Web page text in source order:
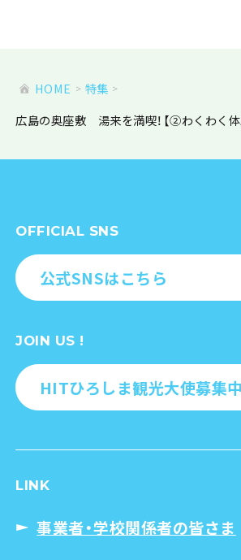
HOME
特集
広島の奥座敷 湯来を満喫！【②わくわく体
OFFICIAL SNS
公式SNSはこちら
JOIN US !
HITひろしま観光大使募集中
LINK
事業者・学校関係者の皆さま